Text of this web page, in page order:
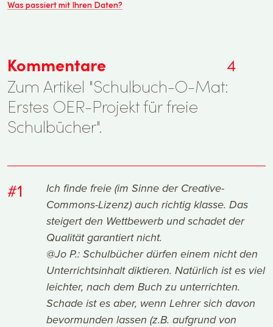
Was passiert mit Ihren Daten?
Kommentare
4
Zum Artikel "Schulbuch-O-Mat:
Erstes OER-Projekt für freie
Schulbücher".
#1
Ich finde freie (im Sinne der Creative-
Commons-Lizenz) auch richtig klasse. Das
steigert den Wettbewerb und schadet der
Qualität garantiert nicht.
@Jo P.: Schulbücher dürfen einem nicht den
Unterrichtsinhalt diktieren. Natürlich ist es viel
leichter, nach dem Buch zu unterrichten.
Schade ist es aber, wenn Lehrer sich davon
bevormunden lassen (z.B. aufgrund von